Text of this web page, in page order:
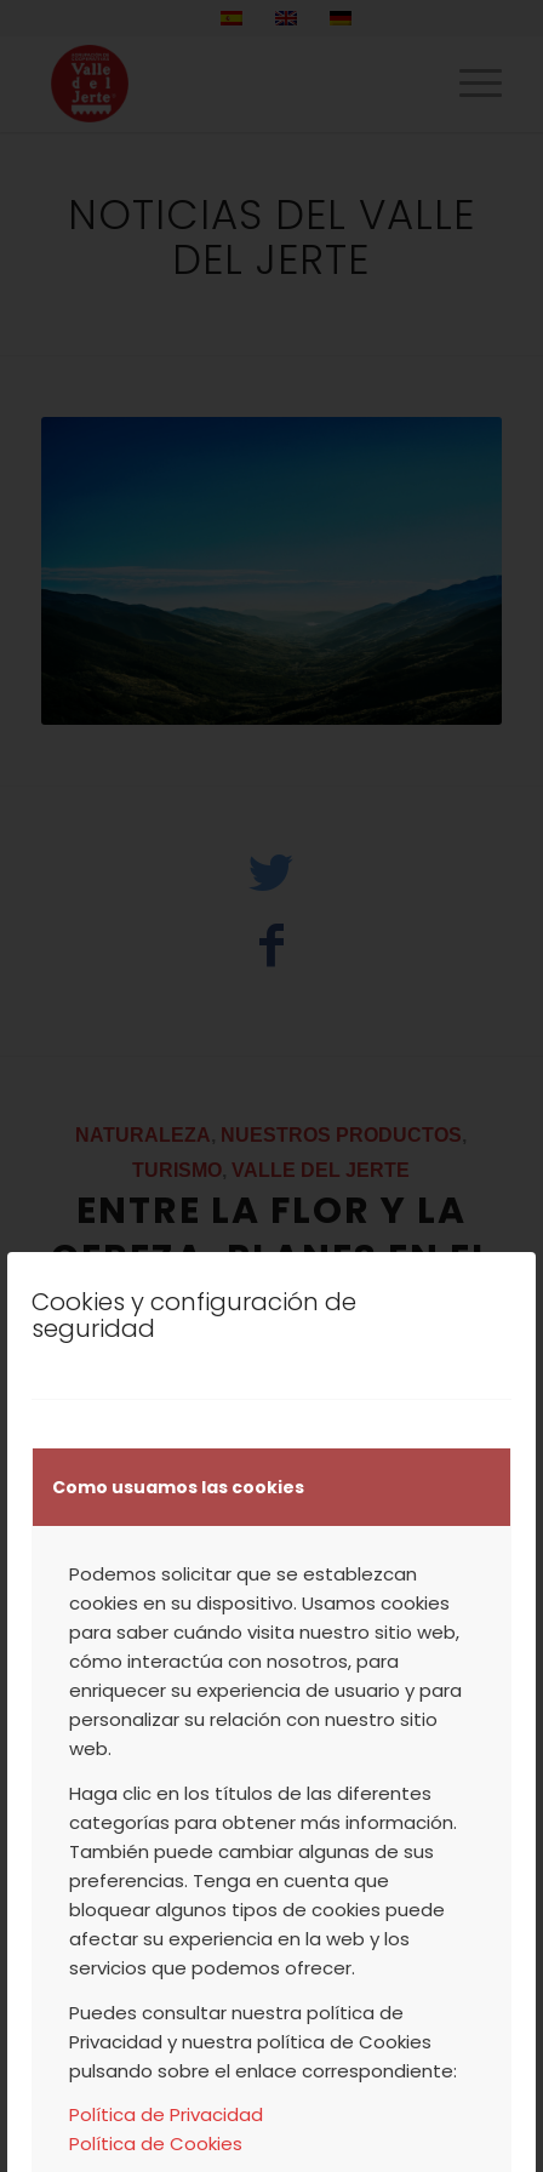
Cookies y configuración de
seguridad
Como usuamos las cookies
Podemos solicitar que se establezcan
cookies en su dispositivo. Usamos cookies
para saber cuándo visita nuestro sitio web,
cómo interactúa con nosotros, para
enriquecer su experiencia de usuario y para
personalizar su relación con nuestro sitio
web.
Haga clic en los títulos de las diferentes
categorías para obtener más información.
También puede cambiar algunas de sus
preferencias. Tenga en cuenta que
bloquear algunos tipos de cookies puede
afectar su experiencia en la web y los
servicios que podemos ofrecer.
Puedes consultar nuestra política de
Privacidad y nuestra política de Cookies
pulsando sobre el enlace correspondiente:
Política de Privacidad
Política de Cookies
NOTICIAS DEL VALLE
DEL JERTE
NATURALEZA NUESTROS PRODUCTOS
TURISMO ,VALLE DEL JERTE
ENTRE LA FLOR Y LA
CEREZA. PLANES EN EL
VALLE DEL JERTE
Con los cerezos todavía en flor, la
Comarca del Valle del Jerte parece
cubierta por un manto de nieve. Aunque no
queda mucho para que éste desaparezca,
se prevé que finalice este fin de semana,
el Valle brinda la oportunidad de realizar
un sinfín de actividades con las que poder
disfrutar de la naturaleza, la […]
26 ABRIL, 2013
/ 0 COMENTARIOS